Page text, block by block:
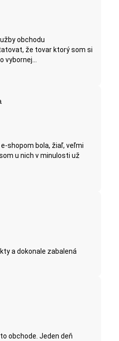
obchodu
že tovar ktorý som si
vybornej...
shopom bola, žiaľ, veľmi
u nich v minulosti už
a dokonale zabalená
obchode. Jeden deň